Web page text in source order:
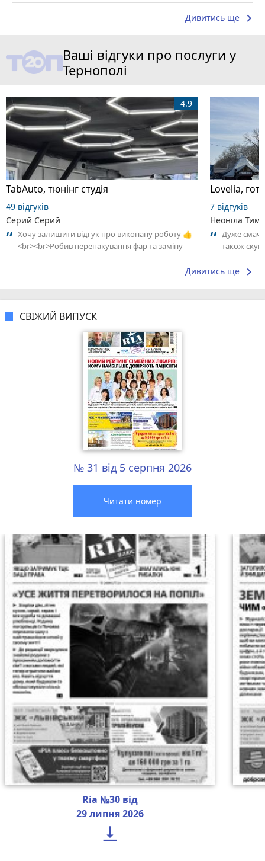
Дивитись ще keyboard_arrow_right
Ваші відгуки про послуги у
Тернополі
TabAuto, тюнінг студія
4.9
49 відгуків
Серий Серий
Хочу залишити відгук про виконану роботу 👍
<br><br>Робив перепакування фар та заміну
Lovelia,
7 відгуків
Неоніла
Дуже
також
Дивитись ще keyboard_arrow_right
СВІЖИЙ ВИПУСК
№ 31 від 5 серпня 2026
Читати номер
Ria №30 від
29 липня 2026
